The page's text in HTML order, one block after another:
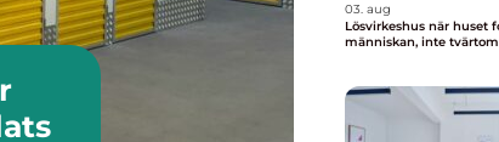
03. aug
Lösvirkeshus när huset formas efter
människan, inte tvärtom